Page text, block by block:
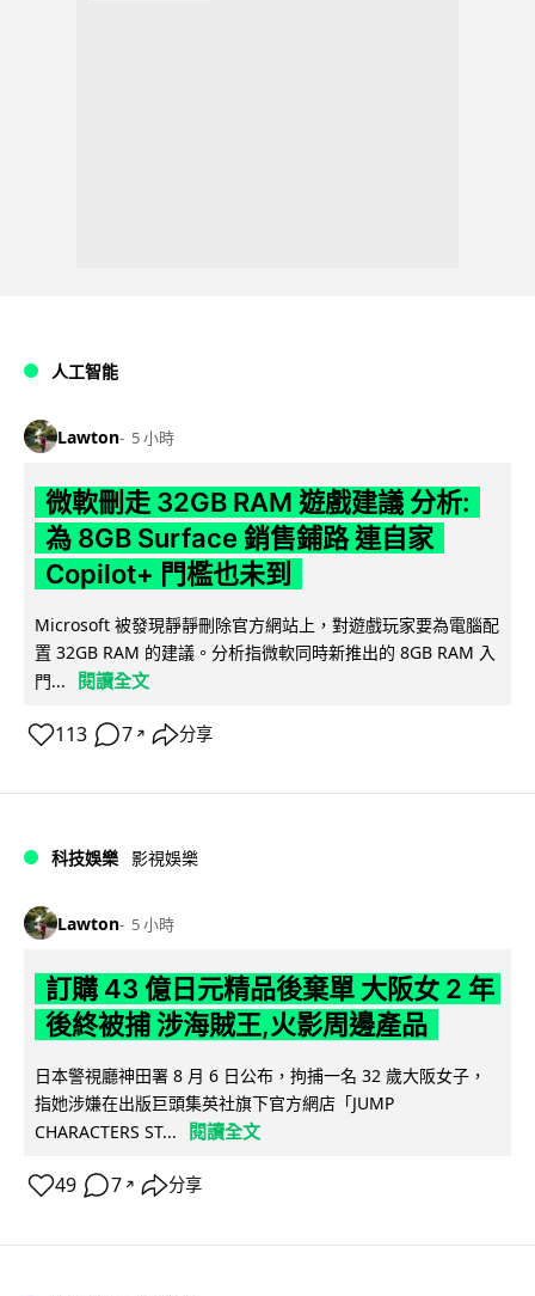
人工智能
Lawton 5 小時
微軟刪走 32GB RAM 遊戲建議 分析:
為 8GB Surface 銷售鋪路 連自家
Copilot+ 門檻也未到
Microsoft 被發現靜靜刪除官方網站上，對遊戲玩家要為電腦配
置 32GB RAM 的建議。分析指微軟同時新推出的 8GB RAM 入
門...
閱讀全文
113 7 ↗ 分享
科技娛樂 影視娛樂
Lawton 5 小時
訂購 43 億日元精品後棄單 大阪女 2 年
後終被捕 涉海賊王,火影周邊產品
日本警視廳神田署 8 月 6 日公布，拘捕一名 32 歲大阪女子，
指她涉嫌在出版巨頭集英社旗下官方網店「JUMP
CHARACTERS ST...
閱讀全文
49 7 ↗ 分享